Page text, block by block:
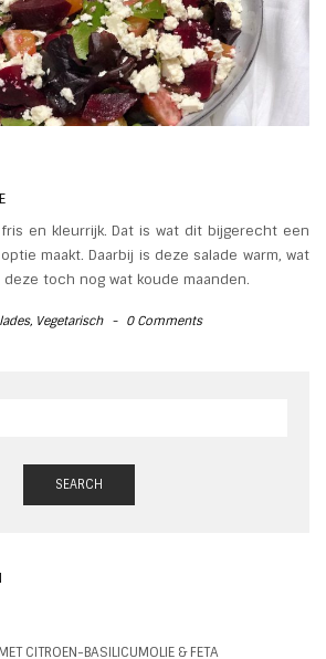
en kleurrijk. Dat is wat dit bijgerecht een
maakt. Daarbij is deze salade warm, wat
toch nog wat koude maanden.
, Vegetarisch - 0 Comments
SEARCH
CITROEN-BASILICUMOLIE & FETA